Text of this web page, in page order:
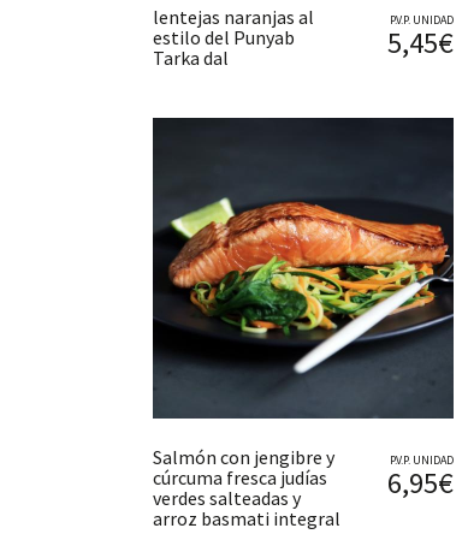
lentejas naranjas al
estilo del Punyab
Tarka dal
P.V.P. UNIDAD
5,45€
Salmón con jengibre y
cúrcuma fresca judías
verdes salteadas y
arroz basmati integral
P.V.P. UNIDAD
6,95€